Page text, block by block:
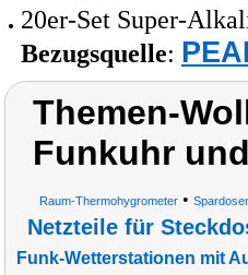
20er-Set Super-
Bezugsquelle:
Themen-
Funkuhr
Raum-Thermohygrometer •
Netzteile für
Funk-Wetterstationen mit